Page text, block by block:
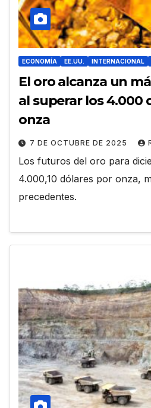
ECONOMÍA EE.UU. INTERNACIONAL
El oro alcanza un
al superar los 4.000
onza
7 DE OCTUBRE DE 2025
Los futuros del oro para
4.000,10 dólares por onza,
precedentes.